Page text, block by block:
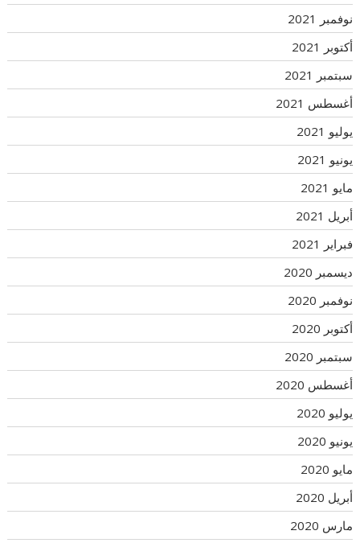
نوفمبر 2021
أكتوبر 2021
سبتمبر 2021
أغسطس 2021
يوليو 2021
يونيو 2021
مايو 2021
أبريل 2021
فبراير 2021
ديسمبر 2020
نوفمبر 2020
أكتوبر 2020
سبتمبر 2020
أغسطس 2020
يوليو 2020
يونيو 2020
مايو 2020
أبريل 2020
مارس 2020